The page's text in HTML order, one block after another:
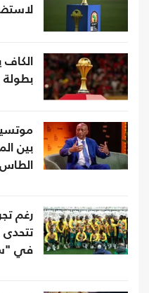
بطولة
بين
الطاس
رغم
تتحدى
في